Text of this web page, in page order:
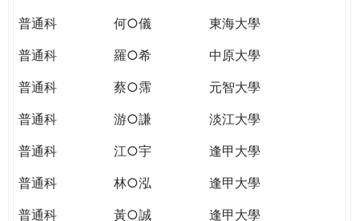
普通科
何○儀
東海大學
普通科
羅○希
中原大學
普通科
蔡○霈
元智大學
普通科
游○謙
淡江大學
普通科
江○宇
逢甲大學
普通科
林○泓
逢甲大學
普通科
黃○誠
逢甲大學